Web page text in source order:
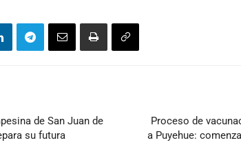
de San Juan de
su futura
Proceso de
a Puyehue: